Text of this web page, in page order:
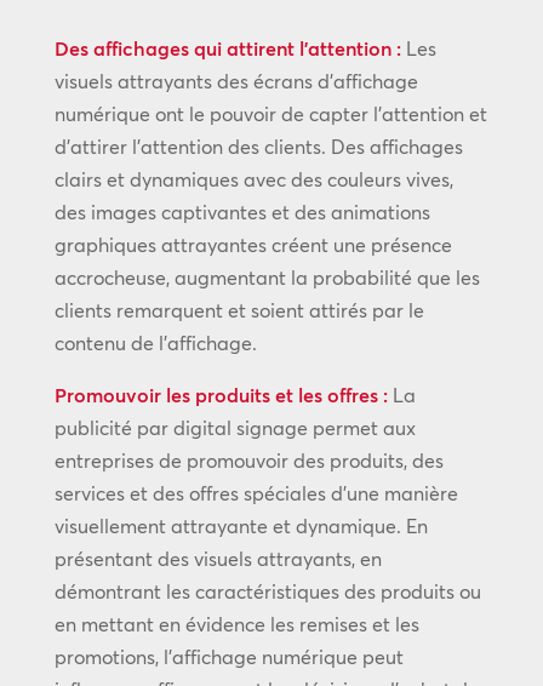
Des affichages qui attirent l’attention :Les
visuels attrayants des écrans d’affichage
numérique ont le pouvoir de capter l’attention et
d’attirer l’attention des clients. Des affichages
clairs et dynamiques avec des couleurs vives,
des images captivantes et des animations
graphiques attrayantes créent une présence
accrocheuse, augmentant la probabilité que les
clients remarquent et soient attirés par le
contenu de l’affichage.
Promouvoir les produits et les offres :La
publicité par digital signage permet aux
entreprises de promouvoir des produits, des
services et des offres spéciales d’une manière
visuellement attrayante et dynamique. En
présentant des visuels attrayants, en
démontrant les caractéristiques des produits ou
en mettant en évidence les remises et les
promotions, l’affichage numérique peut